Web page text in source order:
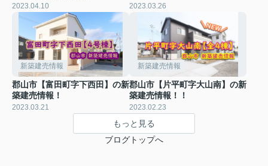
2023.04.10 2023.03.26
新築建売情報
郡山市【富田町字下西田】の新
築建売情報！
2023.03.21
新築建売情報
郡山市【片平町字大山南】の新
築建売情報！！
2023.02.23
もっと見る
ブログトップへ